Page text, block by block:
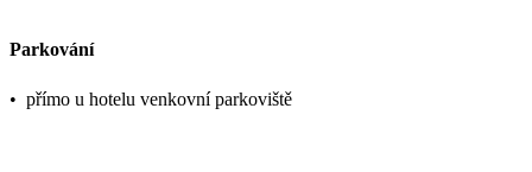
Parkování
• přímo u hotelu venkovní parkoviště